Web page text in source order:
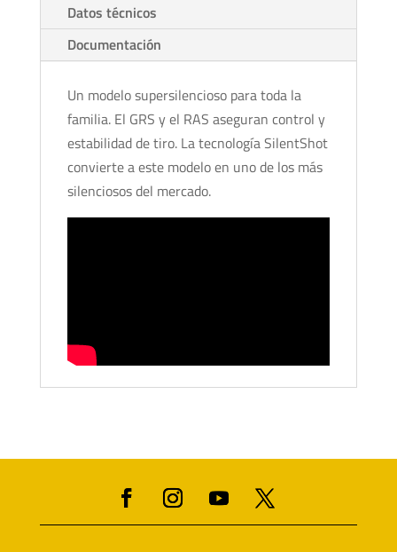
Datos técnicos
Documentación
Un modelo supersilencioso para toda la
familia. El GRS y el RAS aseguran control y
estabilidad de tiro. La tecnología SilentShot
convierte a este modelo en uno de los más
silenciosos del mercado.